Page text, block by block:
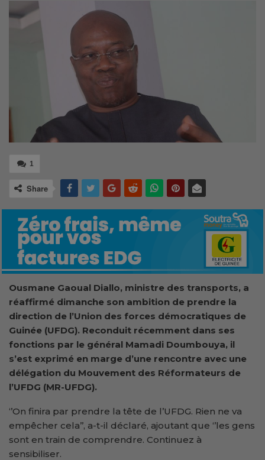
1
Share
Ousmane Gaoual Diallo, ministre des transports, a
réaffirmé dimanche son ambition de prendre la
direction de l’Union des forces démocratiques de
Guinée (UFDG). Reconduit récemment dans ses
fonctions par le général Mamadi Doumbouya, il
s’est exprimé en marge d’une rencontre avec une
délégation du Mouvement des Réformateurs de
l’UFDG (MR-UFDG).
‘’On finira par prendre la tête de l’UFDG. Rien ne va
empêcher cela’’, a-t-il déclaré, ajoutant que ‘’les gens
sont en train de comprendre. Continuez à
sensibiliser.